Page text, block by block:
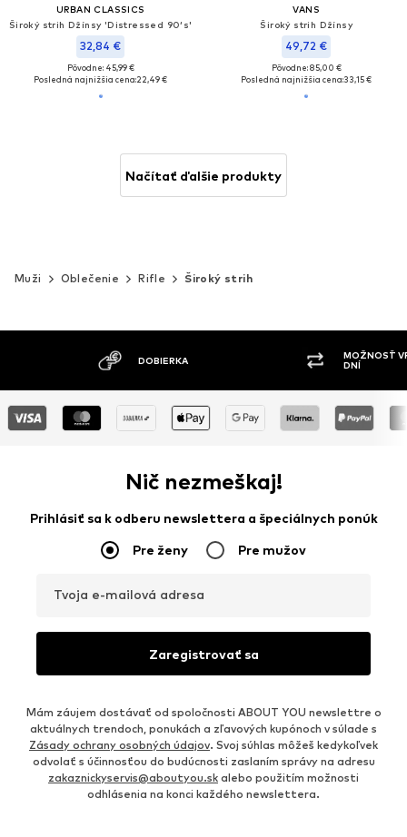
URBAN CLASSICS
Široký strih Džínsy 'Distressed 90‘s'
32,84 €
Pôvodne: 45,99 €
Posledná najnižšia cena:22,49 €
VANS
Široký strih Džínsy
49,72 €
Pôvodne: 85,00 €
Posledná najnižšia cena:33,15 €
Načítať ďalšie produkty
Muži Oblečenie Rifle Široký strih
MOŽNOSŤ VRÁTENIA TOVARU DO 30
Nič nezmeškaj!
Prihlásiť sa k odberu newslettera a špeciálnych ponúk
Pre ženy Pre mužov
Tvoja e-mailová adresa
Zaregistrovať sa
Mám záujem dostávať od spoločnosti ABOUT YOU newslettre o
aktuálnych trendoch, ponukách a zľavových kupónoch v súlade s
Zásady ochrany osobných údajov. Svoj súhlas môžeš kedykoľvek
odvolať s účinnosťou do budúcnosti zaslaním správy na adresu
zakaznickyservis@aboutyou.sk alebo použitím možnosti
odhlásenia na konci každého newslettera.